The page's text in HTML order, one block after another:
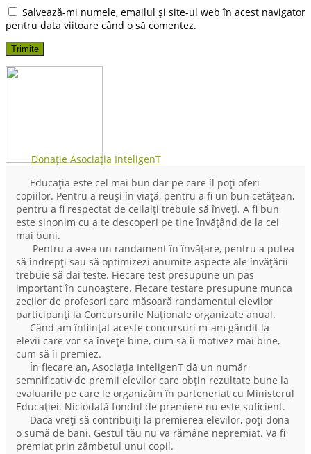
Salvează-mi numele, emailul și site-ul web în acest navigator
pentru data viitoare când o să comentez.
Donație Asociația InteligenT
Educația este cel mai bun dar pe care îl poți oferi
copiilor. Pentru a reuși în viață, pentru a fi un bun cetățean,
pentru a fi respectat de ceilalți trebuie să înveți. A fi bun
este sinonim cu a te descoperi pe tine învățând de la cei
mai buni.
Pentru a avea un randament în învățare, pentru a putea
să îndrepți sau să optimizezi anumite aspecte ale învățării
trebuie să dai teste. Fiecare test presupune un pas
important în cunoaștere. Fiecare testare presupune munca
zecilor de profesori care măsoară randamentul elevilor
participanți la Concursurile Naționale organizate anual.
Când am înființat aceste concursuri m-am gândit la
elevii care vor să învețe bine, cum să îi motivez mai bine,
cum să îi premiez.
În fiecare an, Asociația InteligenT dă un număr
semnificativ de premii elevilor care obțin rezultate bune la
evaluarile pe care le organizăm în parteneriat cu Ministerul
Educației. Niciodată fondul de premiere nu este suficient.
Dacă vreți să contribuiți la premierea elevilor, poți dona
o sumă de bani. Gestul tău nu va rămâne nepremiat. Va fi
premiat prin zâmbetul unui copil.